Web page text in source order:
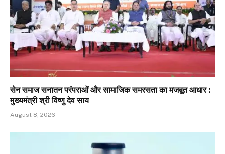
सेन समाज सनातन परंपराओं और सामाजिक समरसता का मजबूत आधार :
मुख्यमंत्री श्री विष्णु देव साय
August 8, 2026